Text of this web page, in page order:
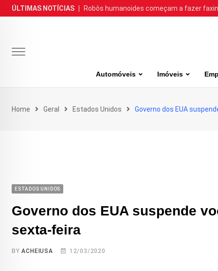
Skip
to
ÚLTIMAS NOTÍCIAS Robôs humanoides começam a fazer
Automóveis Imóveis
Home Geral Estados Unidos Governo dos EUA
ESTADOS UNIDOS
Governo dos EUA suspende
sexta-feira
BYACHEIUSA 12/03/2020